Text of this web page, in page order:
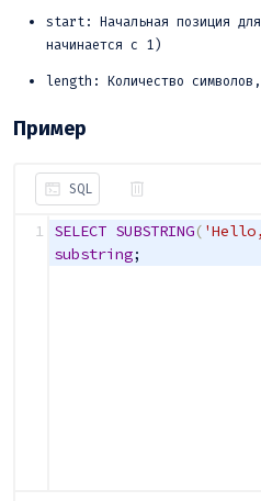
start: Начальная позиция для
начинается с 1)
length: Количество
Пример
SQL
1 SELECT SUBSTRING(
substring;